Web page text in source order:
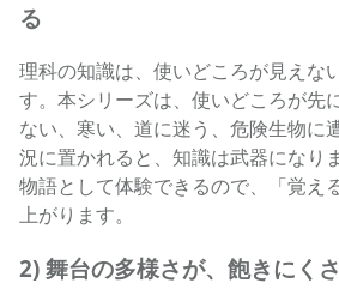
る
理科の知識は、使いどころが見えな
す。本シリーズは、使いどころが先
ない、寒い、道に迷う、危険生物に
況に置かれると、知識は武器になり
物語として体験できるので、「覚え
上がります。
2) 舞台の多様さが、飽きにく